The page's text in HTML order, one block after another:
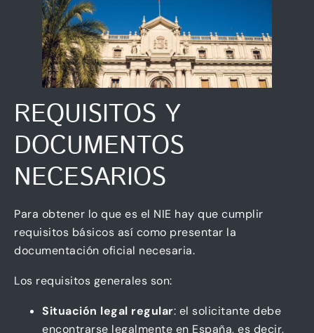
REQUISITOS Y
DOCUMENTOS
NECESARIOS
Para obtener lo que es el NIE hay que cumplir
requisitos básicos así como presentar la
documentación oficial necesaria.
Los requisitos generales son:
Situación legal regular: el solicitante debe
encontrarse legalmente en España, es decir,